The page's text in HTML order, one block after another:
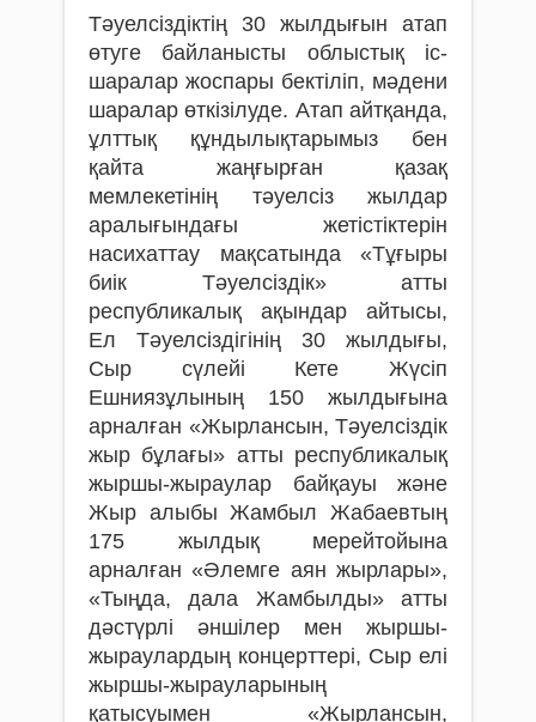
Тәуелсіздіктің 30 жылдығын атап
өтуге байланысты облыстық іс-
шаралар жоспары бектіліп, мәдени
шаралар өткізілуде. Атап айтқанда,
ұлттық құндылықтарымыз бен
қайта жаңғырған қазақ
мемлекетінің тәуелсіз жылдар
аралығындағы жетістіктерін
насихаттау мақсатында «Тұғыры
биік Тәуелсіздік» атты
республикалық ақындар айтысы,
Ел Тәуелсіздігінің 30 жылдығы,
Сыр сүлейі Кете Жүсіп
Ешниязұлының 150 жылдығына
арналған «Жырлансын, Тәуелсіздік
жыр бұлағы» атты республикалық
жыршы-жыраулар байқауы және
Жыр алыбы Жамбыл Жабаевтың
175 жылдық мерейтойына
арналған «Әлемге аян жырлары»,
«Тыңда, дала Жамбылды» атты
дәстүрлі әншілер мен жыршы-
жыраулардың концерттері, Сыр елі
жыршы-жырауларының
қатысуымен «Жырлансын,